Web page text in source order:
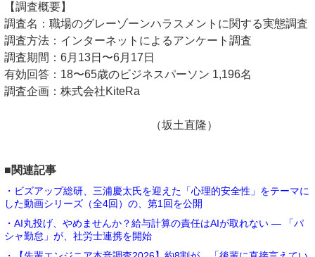
【調査概要】
調査名：職場のグレーゾーンハラスメントに関する実態調査
調査方法：インターネットによるアンケート調査
調査期間：6月13日〜6月17日
有効回答：18〜65歳のビジネスパーソン 1,196名
調査企画：株式会社KiteRa
（坂土直隆）
■関連記事
・ビズアップ総研、三浦慶太氏を迎えた「心理的安全性」をテーマに
した動画シリーズ（全4回）の、第1回を公開
・AI丸投げ、やめませんか？給与計算の責任はAIが取れない ― 「パ
シャ勤怠」が、社労士連携を開始